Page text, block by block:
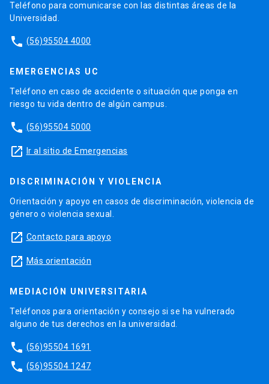
Teléfono para comunicarse con las distintas áreas de la
Universidad.
phone (56)95504 4000
EMERGENCIAS UC
Teléfono en caso de accidente o situación que ponga en
riesgo tu vida dentro de algún campus.
phone (56)95504 5000
launch Ir al sitio de Emergencias
DISCRIMINACIÓN Y VIOLENCIA
Orientación y apoyo en casos de discriminación, violencia de
género o violencia sexual.
launch Contacto para apoyo
launch Más orientación
MEDIACIÓN UNIVERSITARIA
Teléfonos para orientación y consejo si se ha vulnerado
alguno de tus derechos en la universidad.
phone (56)95504 1691
phone (56)95504 1247